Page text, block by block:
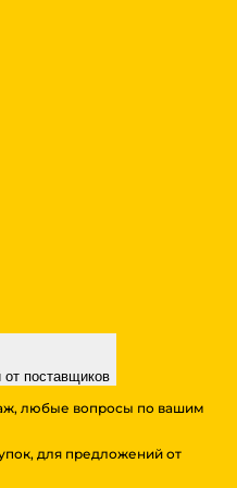
поставщиков
любые вопросы по вашим
для предложений от